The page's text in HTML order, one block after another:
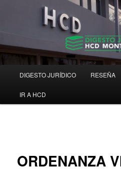
Digesto HCD
Digesto Jurídico Consolidado
principal
DIGESTO JURÍDICO RESEÑA
IR A HCD
ORDENANZA